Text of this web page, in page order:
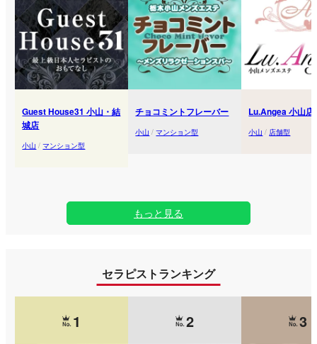
Guest House31 小山・結
城店
小山 /マンション型
チョコミントフレーバー
小山 /マンション型
Lu.Angea 小山店
小山 / 店舗型
もっと見る
セラピストランキング
1 2 3